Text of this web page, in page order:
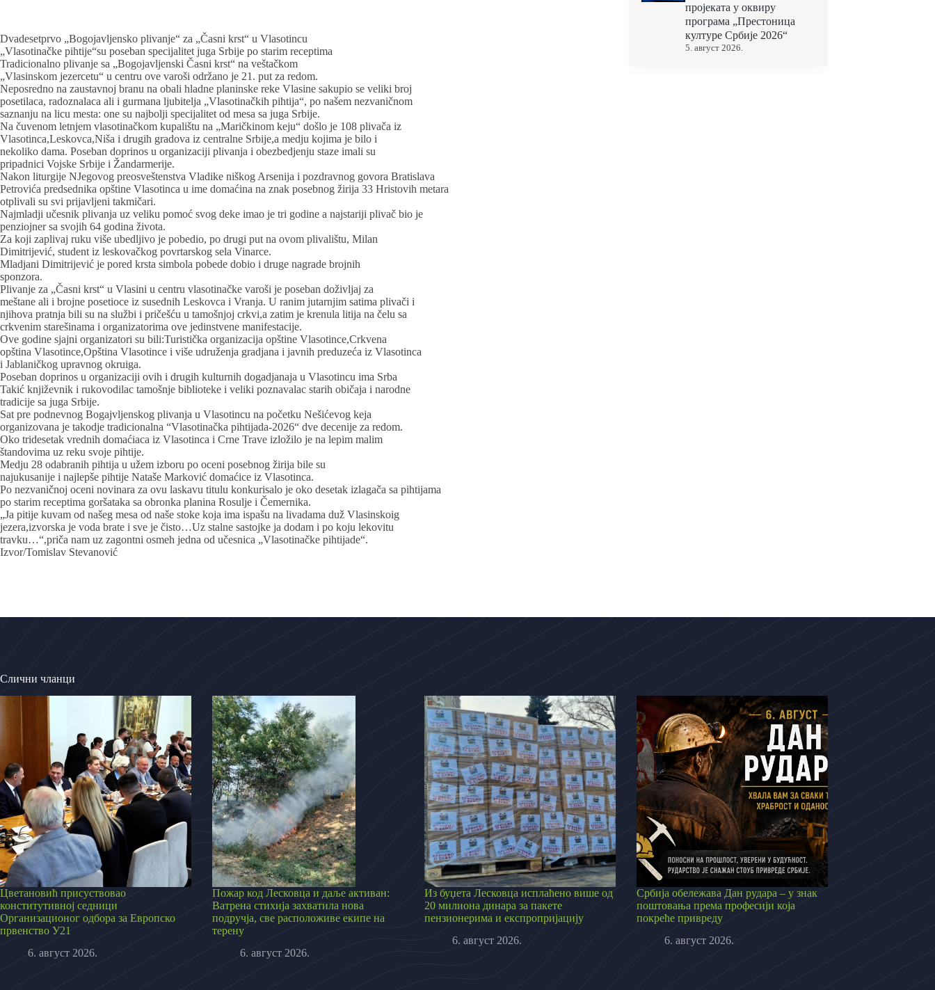
Dvadesetprvo „Bogojavljensko plivanje“ za „Časni krst“ u Vlasotincu
„Vlasotinačke pihtije“su poseban specijalitet juga Srbije po starim receptima
Tradicionalno plivanje sa „Bogojavljenski Časni krst“ na veštačkom
„Vlasinskom jezercetu“ u centru ove varoši održano je 21. put za redom.
Neposredno na zaustavnoj branu na obali hladne planinske reke Vlasine sakupio se veliki broj
posetilaca, radoznalaca ali i gurmana ljubitelja „Vlasotinačkih pihtija“, po našem nezvaničnom
saznanju na licu mesta: one su najbolji specijalitet od mesa sa juga Srbije.
Na čuvenom letnjem vlasotinačkom kupalištu na „Maričkinom keju“ došlo je 108 plivača iz
Vlasotinca,Leskovca,Niša i drugih gradova iz centralne Srbije,a medju kojima je bilo i
nekoliko dama. Poseban doprinos u organizaciji plivanja i obezbedjenju staze imali su
pripadnici Vojske Srbije i Žandarmerije.
Nakon liturgije NJegovog preosveštenstva Vladike niškog Arsenija i pozdravnog govora Bratislava
Petrovića predsednika opštine Vlasotinca u ime domaćina na znak posebnog žirija 33 Hristovih metara
otplivali su svi prijavljeni takmičari.
Najmladji učesnik plivanja uz veliku pomoć svog deke imao je tri godine a najstariji plivač bio je
penziojner sa svojih 64 godina života.
Za koji zaplivaj ruku više ubedljivo je pobedio, po drugi put na ovom plivalištu, Milan
Dimitrijević, student iz leskovačkog povrtarskog sela Vinarce.
Mladjani Dimitrijević je pored krsta simbola pobede dobio i druge nagrade brojnih
sponzora.
Plivanje za „Časni krst“ u Vlasini u centru vlasotinačke varoši je poseban doživljaj za
meštane ali i brojne posetioce iz susednih Leskovca i Vranja. U ranim jutarnjim satima plivači i
njihova pratnja bili su na službi i pričešću u tamošnjoj crkvi,a zatim je krenula litija na čelu sa
crkvenim starešinama i organizatorima ove jedinstvene manifestacije.
Ove godine sjajni organizatori su bili:Turistička organizacija opštine Vlasotince,Crkvena
opština Vlasotince,Opština Vlasotince i više udruženja gradjana i javnih preduzeća iz Vlasotinca
i Jablaničkog upravnog okruiga.
Poseban doprinos u organizaciji ovih i drugih kulturnih dogadjanaja u Vlasotincu ima Srba
Takić književnik i rukovodilac tamošnje biblioteke i veliki poznavalac starih običaja i narodne
tradicije sa juga Srbije.
Sat pre podnevnog Bogajvljenskog plivanja u Vlasotincu na početku Nešićevog keja
organizovana je takodje tradicionalna “Vlasotinačka pihtijada-2026“ dve decenije za redom.
Oko tridesetak vrednih domaćiaca iz Vlasotinca i Crne Trave izložilo je na lepim malim
štandovima uz reku svoje pihtije.
Medju 28 odabranih pihtija u užem izboru po oceni posebnog žirija bile su
najukusanije i najlepše pihtije Nataše Marković domaćice iz Vlasotinca.
Po nezvaničnoj oceni novinara za ovu laskavu titulu konkurisalo je oko desetak izlagača sa pihtijama
po starim receptima goršataka sa obronka planina Rosulje i Čemernika.
„Ja pitije kuvam od našeg mesa od naše stoke koja ima ispašu na livadama duž Vlasinskoig
jezera,izvorska je voda brate i sve je čisto…Uz stalne sastojke ja dodam i po koju lekovitu
travku…“,priča nam uz zagontni osmeh jedna od učesnica „Vlasotinačke pihtijade“.
Izvor/Tomislav Stevanović
пројеката у оквиру
програма „Престоница
културе Србије 2026“
5. август 2026.
Слични чланци
Цветановић присуствовао
конститутивној седници
Организационог одбора за Европско
првенство У21
6. август 2026.
Пожар код Лесковца и даље активан:
Ватрена стихија захватила нова
подручја, све расположиве екипе на
терену
6. август 2026.
Из буџета Лесковца исплаћено више од
20 милиона динара за пакете
пензионерима и експропријацију
6. август 2026.
Србија обележава Дан рудара – у знак
поштовања према професији која
покреће привреду
6. август 2026.